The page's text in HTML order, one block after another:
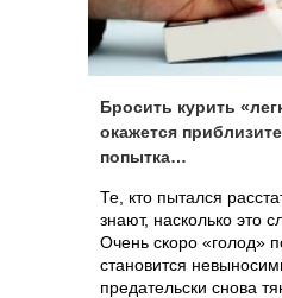
Бросить курить
окажется
попытка…
Те, кто пытался
знают, насколько это
Очень скоро «голод»
становится
предательски снова